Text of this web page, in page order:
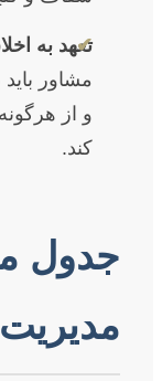
✔
تعهد به
مشاور
و از
کند.
جدول